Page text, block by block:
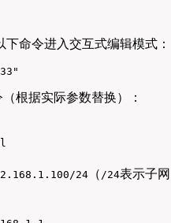
下命令进入交互式编辑模式：
根据实际参数替换）：
24 （ /24表示子网